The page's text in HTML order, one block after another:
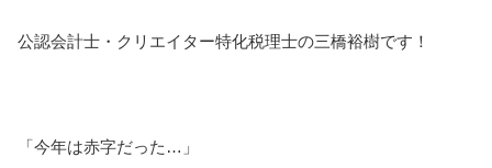
公認会計士・クリエイター特化税理士の三橋裕樹です！
「今年は赤字だった…」